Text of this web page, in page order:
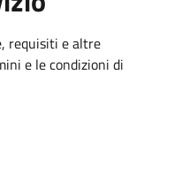
requisiti e altre
e le condizioni di